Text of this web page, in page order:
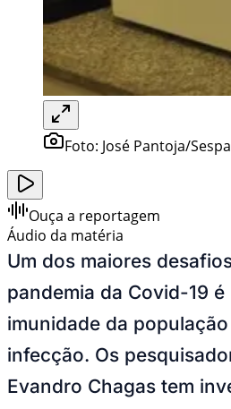
Foto: José Pantoja/Sespa
Ouça a reportagem
Áudio da matéria
Um dos maiores
pandemia da Covid-19
imunidade da
infecção. Os
Evandro Chagas tem